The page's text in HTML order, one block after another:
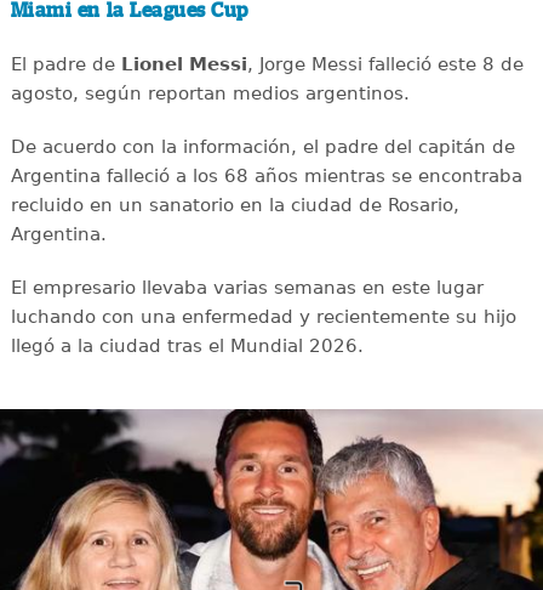
Miami en la Leagues Cup
El padre deLionel Messi, Jorge Messi falleció este 8 de
agosto, según reportan medios argentinos.
De acuerdo con la información, el padre del capitán de
Argentina falleció a los 68 años mientras se encontraba
recluido en un sanatorio en la ciudad de Rosario,
Argentina.
El empresario llevaba varias semanas en este lugar
luchando con una enfermedad y recientemente su hijo
llegó a la ciudad tras el Mundial 2026.